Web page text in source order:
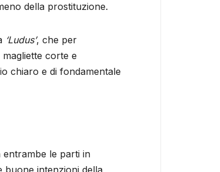
della prostituzione.
‘Ludus’, che per
corte e
chiaro e di fondamentale
entrambe le parti in